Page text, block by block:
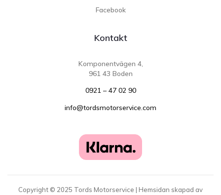
Facebook
Kontakt
Komponentvägen 4,
961 43 Boden
0921 – 47 02 90
info@tordsmotorservice.com
Copyright © 2025 Tords Motorservice | Hemsidan skapad av